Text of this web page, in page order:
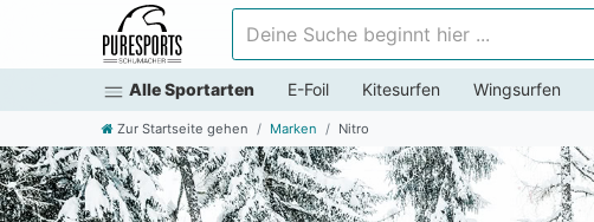
Alle Sportarten E-Foil Kitesurfen Wingsurfen
Zur Startseite gehen Marken Nitro